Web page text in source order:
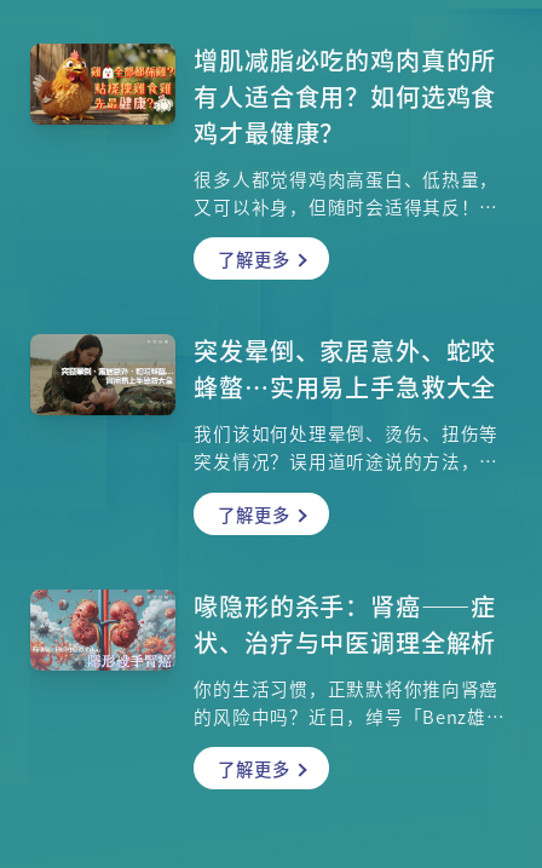
增肌减脂必吃的鸡肉真的所
有人适合食用？如何选鸡食
鸡才最健康？
很多人都觉得鸡肉高蛋白、低热量，
又可以补身，但随时会适得其反！中
医认为鸡肉性味甘温，但并非人人适
合。而且同样是鸡肉，不同部位可达
会分析鸡肉的营养价值及特性，教你
根据自己的体质吃鸡，还附上「咖喱
黑白鸡」的健康食谱食谱，让你可以
食得健康又补身！
了解更多
突发晕倒、家居意外、蛇咬
蜂螫…实用易上手急救大全
我们该如何处理晕倒、烫伤、扭伤等
突发情况？误用道听途说的方法，很
可能令情况更严重！本集找来香港急
症科医学院前院长，急症科专科萧粤
了解更多
喙隐形的杀手：肾癌——症
状、治疗与中医调理全解析
你的生活习惯，正默默将你推向肾癌
的风险中吗？近日，绰号「Benz雄」
的资深艺人许绍雄因肾癌扩散导致身
体机能衰竭病逝，引发社会大众对肾
了解更多